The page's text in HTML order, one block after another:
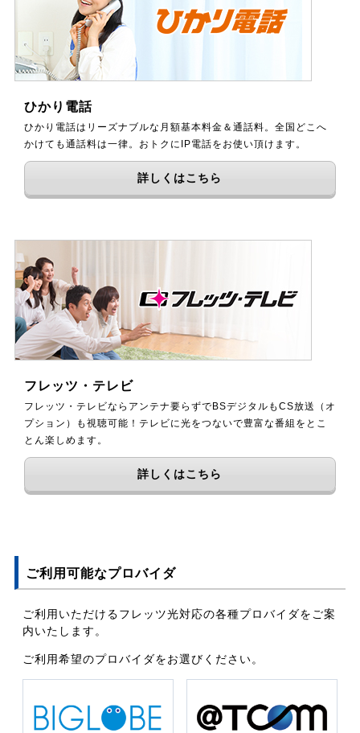
ひかり電話
ひかり電話はリーズナブルな月額基本料金＆通話料。全国どこへ
かけても通話料は一律。おトクにIP電話をお使い頂けます。
詳しくはこちら
フレッツ・テレビ
フレッツ・テレビならアンテナ要らずでBSデジタルもCS放送（オ
プション）も視聴可能！テレビに光をつないで豊富な番組をとこ
とん楽しめます。
詳しくはこちら
ご利用可能なプロバイダ
ご利用いただけるフレッツ光対応の各種プロバイダをご案
内いたします。
ご利用希望のプロバイダをお選びください。